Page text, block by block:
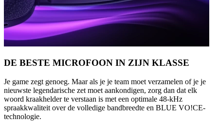
DE BESTE MICROFOON IN ZIJN KLASSE
Je game zegt genoeg. Maar als je je team moet verzamelen of je je
nieuwste legendarische zet moet aankondigen, zorg dan dat elk
woord kraakhelder te verstaan is met een optimale 48-kHz
spraakkwaliteit over de volledige bandbreedte en BLUE VO!CE-
technologie.